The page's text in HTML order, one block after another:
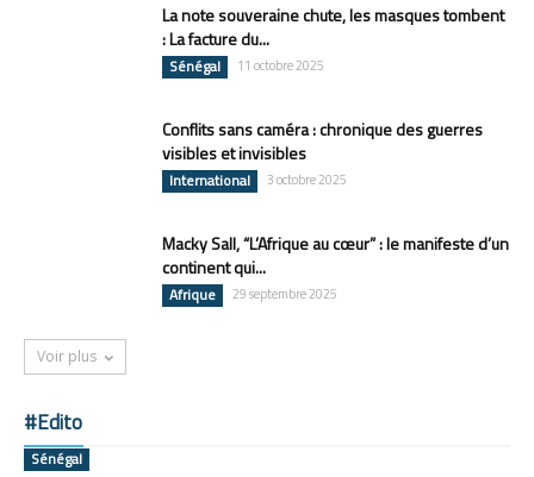
La note souveraine chute, les masques tombent
: La facture du...
Sénégal 11 octobre 2025
Conflits sans caméra : chronique des guerres
visibles et invisibles
International 3 octobre 2025
Macky Sall, “L’Afrique au cœur” : le manifeste d’un
continent qui...
Afrique 29 septembre 2025
Voir plus
#Edito
Sénégal